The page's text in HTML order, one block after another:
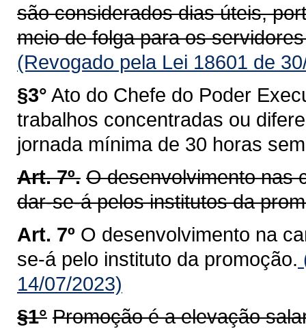
são considerados dias úteis,
meio de folga para os
(Revogado pela Lei 18601 de
§3° Ato do Chefe do Poder
trabalhos concentradas ou
jornada mínima de 30 horas
Art. 7º. O desenvolvimento nas
dar-se-á pelos institutos da
Art. 7º O desenvolvimento na
se-á pelo instituto da promoção.
14/07/2023)
§1° Promoção é a elevação